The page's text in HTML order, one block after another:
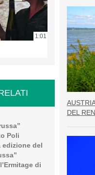
1:01
Poli
edizione del
di
DEL